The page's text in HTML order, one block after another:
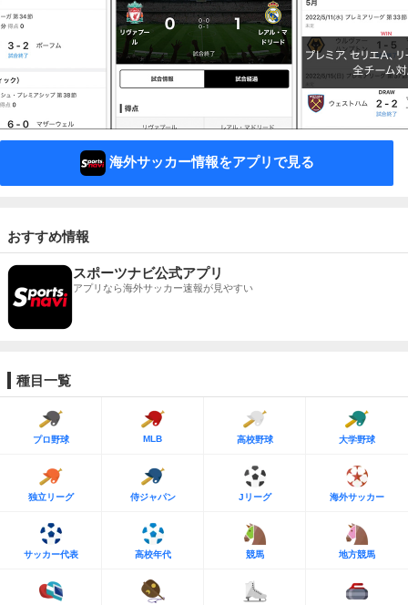
海外サッカー情報をアプリで見る
おすすめ情報
スポーツナビ公式アプリ
アプリなら海外サッカー速報が見やすい
種目一覧
プロ野球 MLB 高校野球 大学野球
独立リーグ 侍ジャパン Jリーグ 海外サッカー
サッカー代表 高校年代 競馬 地方競馬